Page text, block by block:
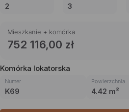
2 3
Mieszkanie + komórka
752 116,00 zł
Komórka lokatorska
Numer
K69
Powierzchnia
4.42 m²